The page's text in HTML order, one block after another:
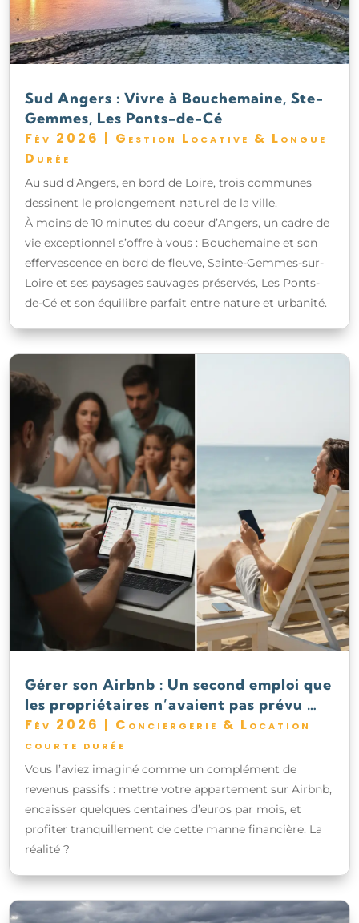
Sud Angers : Vivre à Bouchemaine, Ste-
Gemmes, Les Ponts-de-Cé
Fév 2026 | Gestion Locative & Longue
Durée
Au sud d’Angers, en bord de Loire, trois communes
dessinent le prolongement naturel de la ville.
À moins de 10 minutes du coeur d’Angers, un cadre de
vie exceptionnel s’offre à vous : Bouchemaine et son
effervescence en bord de fleuve, Sainte-Gemmes-sur-
Loire et ses paysages sauvages préservés, Les Ponts-
de-Cé et son équilibre parfait entre nature et urbanité.
Gérer son Airbnb : Un second emploi que
les propriétaires n’avaient pas prévu …
Fév 2026 | Conciergerie & Location
courte durée
Vous l’aviez imaginé comme un complément de
revenus passifs : mettre votre appartement sur Airbnb,
encaisser quelques centaines d’euros par mois, et
profiter tranquillement de cette manne financière. La
réalité ?